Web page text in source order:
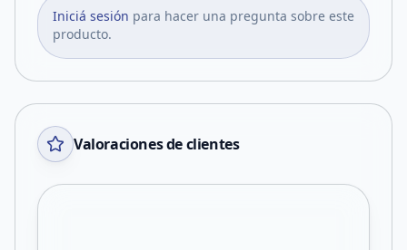
Iniciá sesión para hacer una pregunta sobre este
producto.
Valoraciones de clientes